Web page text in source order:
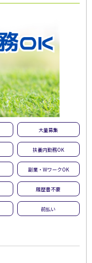
大量募集
扶養内勤務OK
副業・WワークOK
履歴書不要
前払い